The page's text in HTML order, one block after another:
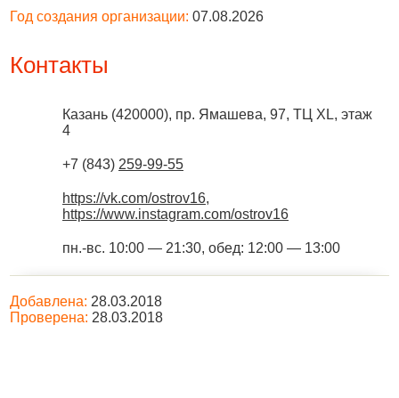
Год создания организации: 07.08.2026
Контакты
Казань (420000), пр. Ямашева, 97, ТЦ XL, этаж
4
+7 (843) 259-99-55
https://vk.com/ostrov16,
https://www.instagram.com/ostrov16
пн.-вс. 10:00 — 21:30, обед: 12:00 — 13:00
Добавлена: 28.03.2018
Проверена: 28.03.2018